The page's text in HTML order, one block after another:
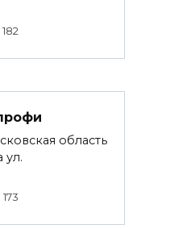
182
область
ул.
173